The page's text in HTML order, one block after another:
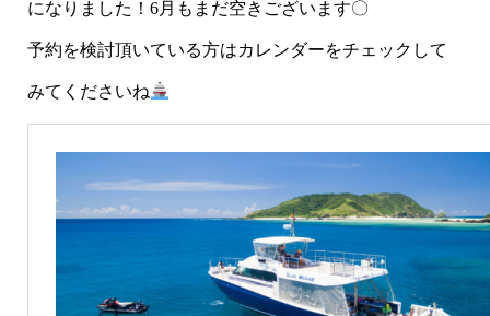
になりました！6月もまだ空きございます〇
予約を検討頂いている方はカレンダーをチェックして
みてくださいね